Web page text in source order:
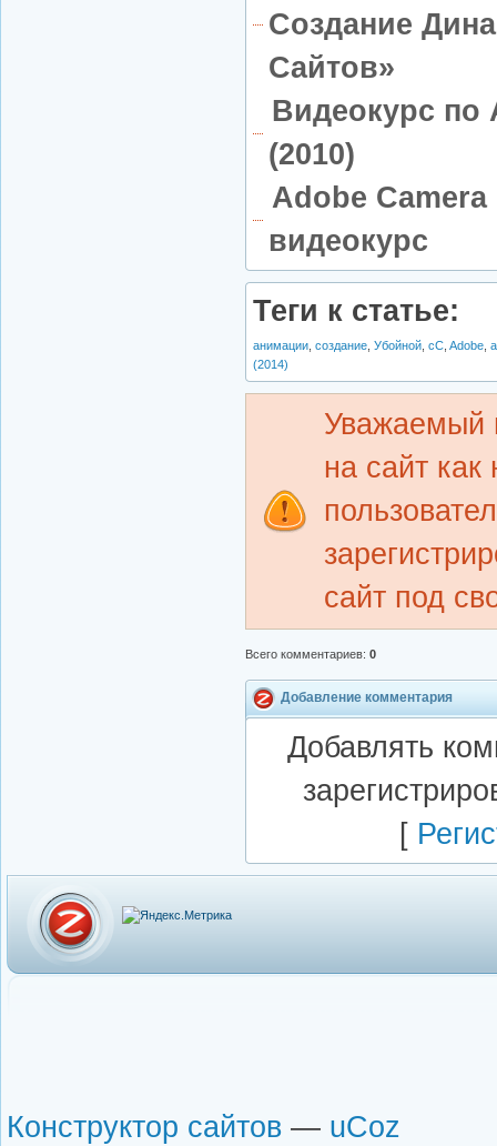
Создание
Сайтов»
Видеокурс по
(2010)
Adobe
видеокурс
Теги к статье:
анимации создание Убойной cC Adobe
(2014)
Уважаемый
на сайт как
сайт под
Всего комментариев: 0
Добавление комментария
Добавлять
[
Конструктор сайтов — uCoz